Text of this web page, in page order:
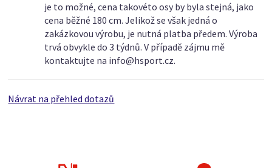
je to možné, cena takovéto osy by byla stejná, jako
cena běžné 180 cm. Jelikož se však jedná o
zakázkovou výrobu, je nutná platba předem. Výroba
trvá obvykle do 3 týdnů. V případě zájmu mě
kontaktujte na info@hsport.cz.
Návrat na přehled dotazů